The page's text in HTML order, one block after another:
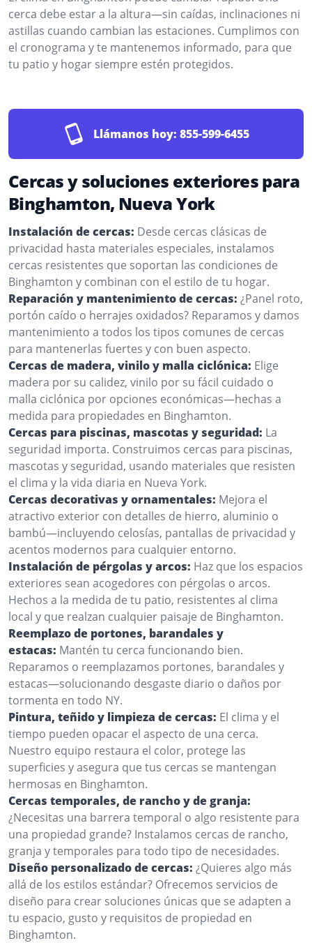
cerca debe estar a la altura—sin caídas, inclinaciones ni
astillas cuando cambian las estaciones. Cumplimos con
el cronograma y te mantenemos informado, para que
tu patio y hogar siempre estén protegidos.
Llámanos hoy: 855-599-6455
Cercas y soluciones exteriores para
Binghamton, Nueva York
Instalación de cercas: Desde cercas clásicas de
privacidad hasta materiales especiales, instalamos
cercas resistentes que soportan las condiciones de
Binghamton y combinan con el estilo de tu hogar.
Reparación y mantenimiento de cercas: ¿Panel roto,
portón caído o herrajes oxidados? Reparamos y damos
mantenimiento a todos los tipos comunes de cercas
para mantenerlas fuertes y con buen aspecto.
Cercas de madera, vinilo y malla ciclónica: Elige
madera por su calidez, vinilo por su fácil cuidado o
malla ciclónica por opciones económicas—hechas a
medida para propiedades en Binghamton.
Cercas para piscinas, mascotas y seguridad: La
seguridad importa. Construimos cercas para piscinas,
mascotas y seguridad, usando materiales que resisten
el clima y la vida diaria en Nueva York.
Cercas decorativas y ornamentales: Mejora el
atractivo exterior con detalles de hierro, aluminio o
bambú—incluyendo celosías, pantallas de privacidad y
acentos modernos para cualquier entorno.
Instalación de pérgolas y arcos: Haz que los espacios
exteriores sean acogedores con pérgolas o arcos.
Hechos a la medida de tu patio, resistentes al clima
local y que realzan cualquier paisaje de Binghamton.
Reemplazo de portones, barandales y
estacas: Mantén tu cerca funcionando bien.
Reparamos o reemplazamos portones, barandales y
estacas—solucionando desgaste diario o daños por
tormenta en todo NY.
Pintura, teñido y limpieza de cercas: El clima y el
tiempo pueden opacar el aspecto de una cerca.
Nuestro equipo restaura el color, protege las
superficies y asegura que tus cercas se mantengan
hermosas en Binghamton.
Cercas temporales, de rancho y de granja:
¿Necesitas una barrera temporal o algo resistente para
una propiedad grande? Instalamos cercas de rancho,
granja y temporales para todo tipo de necesidades.
Diseño personalizado de cercas: ¿Quieres algo más
allá de los estilos estándar? Ofrecemos servicios de
diseño para crear soluciones únicas que se adapten a
tu espacio, gusto y requisitos de propiedad en
Binghamton.